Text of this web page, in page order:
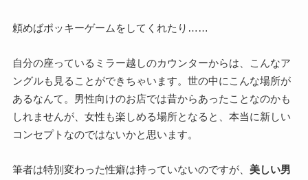
頼めばポッキーゲームをしてくれたり……
自分の座っているミラー越しのカウンターからは、こんなア
ングルも見ることができちゃいます。世の中にこんな場所が
あるなんて。男性向けのお店では昔からあったことなのかも
しれませんが、女性も楽しめる場所となると、本当に新しい
コンセプトなのではないかと思います。
筆者は特別変わった性癖は持っていないのですが、 美しい男